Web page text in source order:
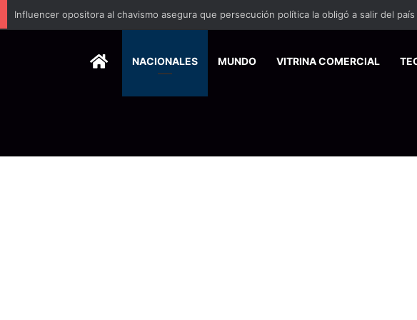
Industria plástica se suma a la economía circular
HOMENACIONALES MUNDO VITRINA COMERCIAL